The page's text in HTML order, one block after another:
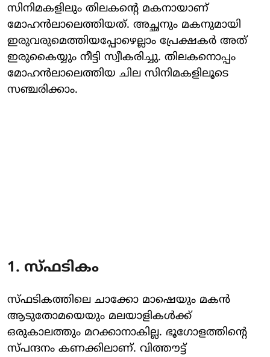
സിനിമകളിലും തിലകന്റെ മകനായാണ്
മോഹൻലാലെത്തിയത്. അച്ഛനും മകനുമായി
ഇരുവരുമെത്തിയപ്പോഴെല്ലാം പ്രേക്ഷകർ അത്
ഇരുകൈയ്യും നീട്ടി സ്വീകരിച്ചു. തിലകനൊപ്പം
മോഹൻലാലെത്തിയ ചില സിനിമകളിലൂടെ
സഞ്ചരിക്കാം.
1. സ്ഫടികം
സ്ഫടികത്തിലെ ചാക്കോ മാഷെയും മകൻ
ആടുതോമയെയും മലയാളികൾക്ക്
ഒരുകാലത്തും മറക്കാനാകില്ല. ഭൂഗോളത്തിന്റെ
സ്പന്ദനം കണക്കിലാണ്. വിത്തൗട്ട്